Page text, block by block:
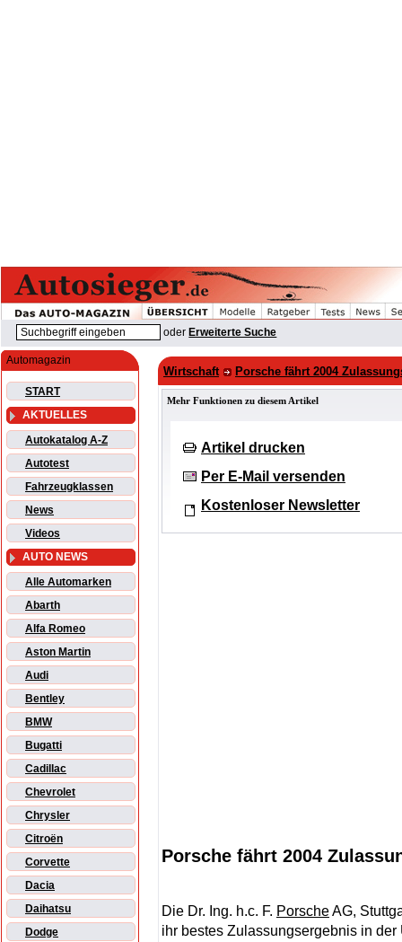
oder Erweiterte Suche
Automagazin
START
AKTUELLES
Autokatalog A-Z
Autotest
Fahrzeugklassen
News
Videos
AUTO NEWS
Alle Automarken
Abarth
Alfa Romeo
Aston Martin
Audi
Bentley
BMW
Bugatti
Cadillac
Chevrolet
Chrysler
Citroën
Corvette
Dacia
Daihatsu
Dodge
Wirtschaft Porsche fährt 2004
Mehr Funktionen zu diesem Artikel
Artikel drucken
Per E-Mail versenden
Kostenloser Newsletter
Porsche fährt 2004
Die Dr. Ing. h.c. F. PorscheAG,
ihr bestes Zulassungsergebnis in